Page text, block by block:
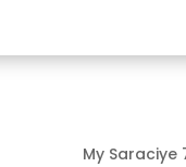
My Saraciye